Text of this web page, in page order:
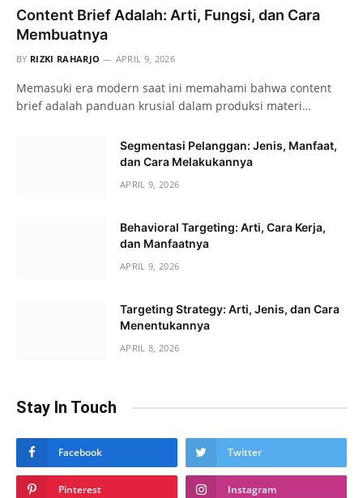
Content Brief Adalah: Arti, Fungsi, dan Cara
Membuatnya
BY RIZKI RAHARJO APRIL 9, 2026
Memasuki era modern saat ini memahami bahwa content
brief adalah panduan krusial dalam produksi materi…
Segmentasi Pelanggan: Jenis, Manfaat,
dan Cara Melakukannya
APRIL 9, 2026
Behavioral Targeting: Arti, Cara Kerja,
dan Manfaatnya
APRIL 9, 2026
Targeting Strategy: Arti, Jenis, dan Cara
Menentukannya
APRIL 8, 2026
Stay In Touch
Facebook Twitter
Pinterest Instagram